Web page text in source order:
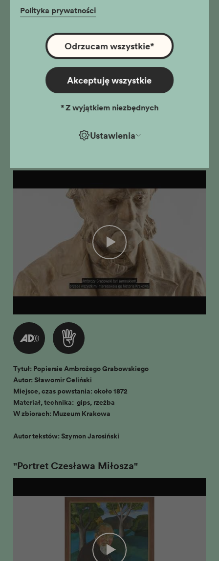
Polityka prywatności
Ustawienia
Odrzucam wszystkie*
Akceptuję wszystkie
*Z wyjątkiem niezbędnych
Tytuł: Dzwon z kaplicy cmentarnej na Rakowicach
Wytwórca: nieznany
Miejsce, czas powstania: Kraków, 1862
Materiał, technika: odlew, mosiądz
Własność: Muzeum Krakowa
Autor tekstów: Bartosz Heksel
Tytuł: Popiersie Ambrożego Grabowskiego
Autor: Sławomir Celiński
Miejsce, czas powstania: około 1872
Materiał, technika: gips, rzeźba
W zbiorach: Muzeum Krakowa
Autor tekstów: Szymon Jarosiński
"Portret Czesława Miłosza"